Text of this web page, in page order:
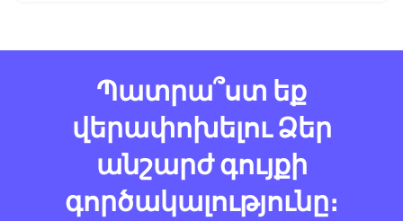
Պատրա՞ստ եք
վերափոխելու Ձեր
անշարժ գույքի
գործակալությունը։